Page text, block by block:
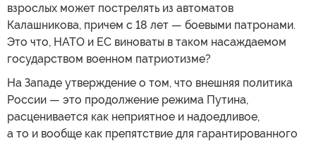
взрослых может пострелять из автоматов
Калашникова, причем с 18 лет — боевыми патронами.
Это что, НАТО и ЕС виноваты в таком насаждаемом
государством военном патриотизме?
На Западе утверждение о том, что внешняя политика
России — это продолжение режима Путина,
расценивается как неприятное и надоедливое,
а то и вообще как препятствие для гарантированного